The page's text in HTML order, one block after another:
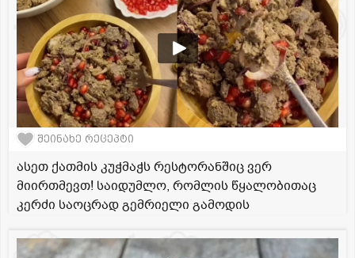
შეინახე რეცეპტი
ასეთ ქათმის კუჭმაჭს რესტორანშიც ვერ
მიირთმევთ! საიდუმლო, რომლის წყალობითაც
კერძი საოცრად გემრიელი გამოდის